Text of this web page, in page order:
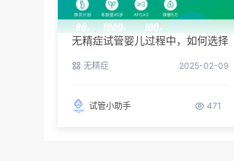
无精症试管婴儿过程中，如何选择
无精症 2025-02-09
试管小助手 471